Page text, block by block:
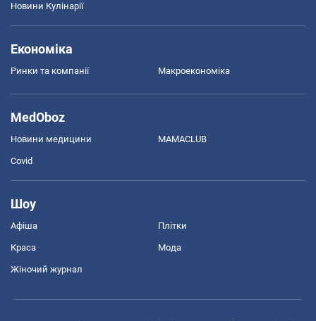
Новини Кулінарії
Економіка
Ринки та компанії Макроекономіка
MedOboz
Новини медицини MAMACLUB
Covid
Шоу
Афіша Плітки
Краса Мода
Жіночий журнал